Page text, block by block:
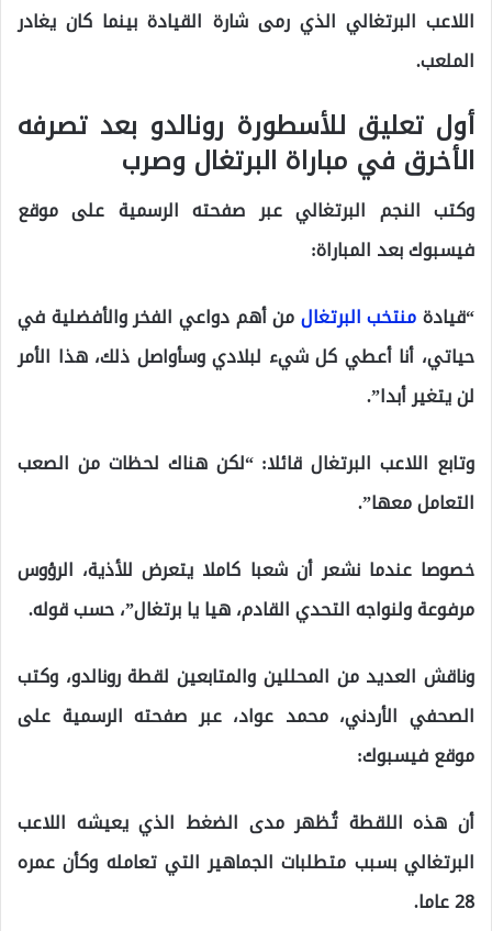
اللاعب البرتغالي الذي رمى شارة القيادة بينما كان يغادر
الملعب.
أول تعليق للأسطورة رونالدو بعد تصرفه
الأخرق في مباراة البرتغال وصرب
وكتب النجم البرتغالي عبر صفحته الرسمية على موقع
فيسبوك بعد المباراة:
“قيادةمنتخب البرتغالمن أهم دواعي الفخر والأفضلية في
حياتي، أنا أعطي كل شيء لبلادي وسأواصل ذلك، هذا الأمر
لن يتغير أبدا”.
وتابع اللاعب البرتغال قائلا: “لكن هناك لحظات من الصعب
التعامل معها”.
خصوصا عندما نشعر أن شعبا كاملا يتعرض للأذية، الرؤوس
مرفوعة ولنواجه التحدي القادم، هيا يا برتغال”، حسب قوله.
وناقش العديد من المحللين والمتابعين لقطة رونالدو، وكتب
الصحفي الأردني، محمد عواد، عبر صفحته الرسمية على
موقع فيسبوك:
أن هذه اللقطة تُظهر مدى الضغط الذي يعيشه اللاعب
البرتغالي بسبب متطلبات الجماهير التي تعامله وكأن عمره
28 عاما.